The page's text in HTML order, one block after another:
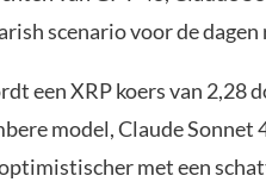
scenario voor de
een XRP koers van 2,28
model, Claude
met een